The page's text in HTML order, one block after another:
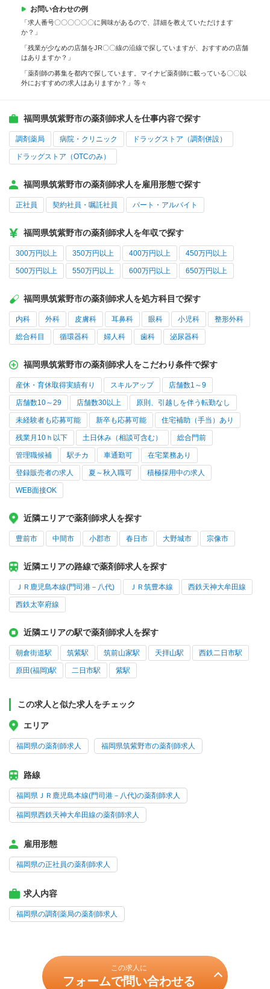
お問い合わせの例
「求人番号〇〇〇〇〇〇に興味があるので、詳細を教えていただけます
か？」
「残業が少なめの店舗をJR〇〇線の沿線で探していますが、おすすめの店舗
はありますか？」
「薬剤師の募集を都内で探しています。マイナビ薬剤師に載っている〇〇以
外におすすめの求人はありますか？」等々
福岡県筑紫野市の薬剤師求人を仕事内容で探す
調剤薬局 病院・クリニック ドラッグストア（調剤併設）
ドラッグストア（OTCのみ）
福岡県筑紫野市の薬剤師求人を雇用形態で探す
正社員 契約社員・嘱託社員 パート・アルバイト
福岡県筑紫野市の薬剤師求人を年収で探す
300万円以上 350万円以上 400万円以上 450万円以上
500万円以上 550万円以上 600万円以上 650万円以上
福岡県筑紫野市の薬剤師求人を処方科目で探す
内科 外科 皮膚科 耳鼻科 眼科 小児科 整形外科
総合科目 循環器科 婦人科 歯科 泌尿器科
福岡県筑紫野市の薬剤師求人をこだわり条件で探す
産休・育休取得実績有り スキルアップ 店舗数1～9
店舗数10～29 店舗数30以上 原則、引越しを伴う転勤なし
未経験者も応募可能 新卒も応募可能 住宅補助（手当）あり
残業月10ｈ以下 土日休み（相談可含む） 総合門前
管理職候補 駅チカ 車通勤可 在宅業務あり
登録販売者の求人 夏～秋入職可 積極採用中の求人
WEB面接OK
近隣エリアで薬剤師求人を探す
豊前市 中間市 小郡市 春日市 大野城市 宗像市
近隣エリアの路線で薬剤師求人を探す
ＪＲ鹿児島本線(門司港－八代) ＪＲ筑豊本線 西鉄天神大牟田線
西鉄太宰府線
近隣エリアの駅で薬剤師求人を探す
朝倉街道駅 筑紫駅 筑前山家駅 天拝山駅 西鉄二日市駅
原田(福岡)駅 二日市駅 紫駅
この求人と似た求人をチェック
エリア
福岡県の薬剤師求人 福岡県筑紫野市の薬剤師求人
路線
福岡県ＪＲ鹿児島本線(門司港－八代)の薬剤師求人
福岡県西鉄天神大牟田線の薬剤師求人
雇用形態
福岡県の正社員の薬剤師求人
求人内容
福岡県の調剤薬局の薬剤師求人
この求人に
フォームで問い合わせる